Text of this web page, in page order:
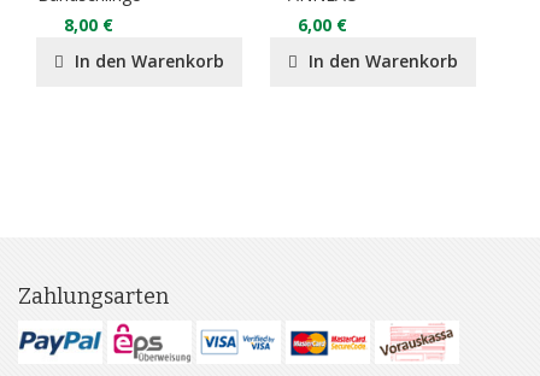
8,00 €
In den Warenkorb
6,00 €
In den Warenkorb
Zahlungsarten